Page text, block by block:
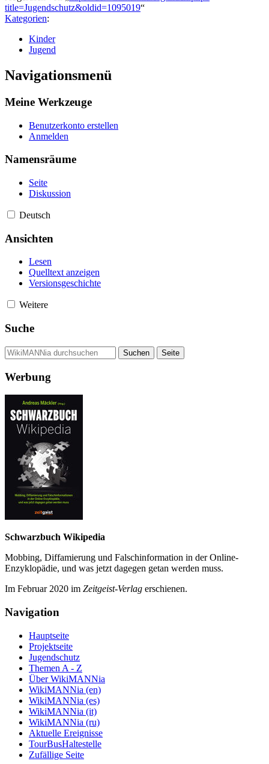
title=Jugendschutz&oldid=1095019“
Kategorien:
Kinder
Jugend
Navigationsmenü
Meine Werkzeuge
Benutzerkonto erstellen
Anmelden
Namensräume
Seite
Diskussion
Deutsch
Ansichten
Lesen
Quelltext anzeigen
Versionsgeschichte
Weitere
Suche
Werbung
Schwarzbuch Wikipedia
Mobbing, Diffamierung und Falsch­information in der Online-
Enzyklo­pädie, und was jetzt da­gegen getan werden muss.
Im Februar 2020 im Zeit­geist-Verlag erschienen.
Navigation
Hauptseite
Projektseite
Jugendschutz
Themen A - Z
Über WikiMANNia
WikiMANNia (en)
WikiMANNia (es)
WikiMANNia (it)
WikiMANNia (ru)
Aktuelle Ereignisse
TourBusHaltestelle
Zufällige Seite